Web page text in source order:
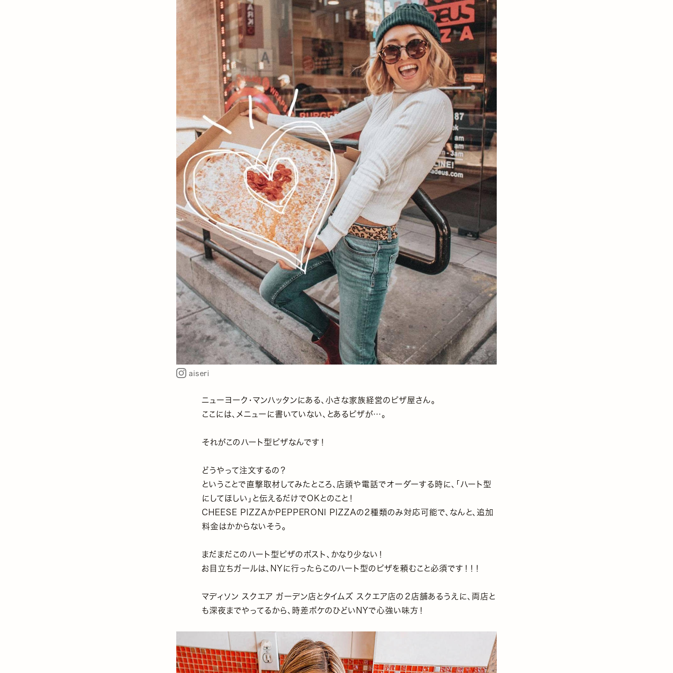
aiseri
ニューヨーク・マンハッタンにある、小さな家族経営のピザ屋さん。
ここには、メニューに書いていない、とあるピザが…。
それがこのハート型ピザなんです！
どうやって注文するの？
ということで直撃取材してみたところ、店頭や電話でオーダーする時に、「ハート型
にしてほしい」と伝えるだけでOKとのこと！
CHEESE PIZZAかPEPPERONI PIZZAの2種類のみ対応可能で、なんと、追加
料金はかからないそう。
まだまだこのハート型ピザのポスト、かなり少ない！
お目立ちガールは、NYに行ったらこのハート型のピザを頼むこと必須です！！！
マディソン スクエア ガーデン店とタイムズ スクエア店の２店舗あるうえに、両店と
も深夜までやってるから、時差ボケのひどいNYで心強い味方！